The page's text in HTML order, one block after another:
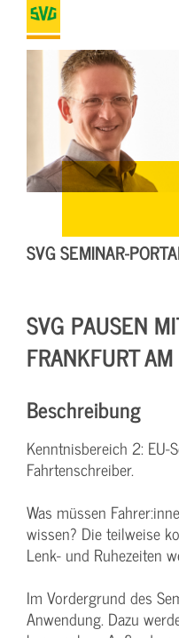
SVG SEMINAR-
SVG PAUSEN
FRANKFURT
Beschreibung
Kenntnisbereich 2:
Fahrtenschreiber.
Was müssen
wissen? Die teilweise
Lenk- und Ruhezeiten
Im Vordergrund des
Anwendung. Dazu